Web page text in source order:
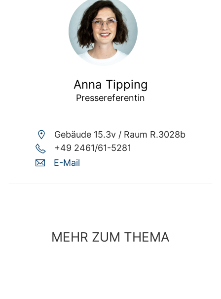
Anna Tipping
Pressereferentin
Gebäude 15.3v / Raum R.3028b
+49 2461/61-5281
E-Mail
MEHR ZUM THEMA